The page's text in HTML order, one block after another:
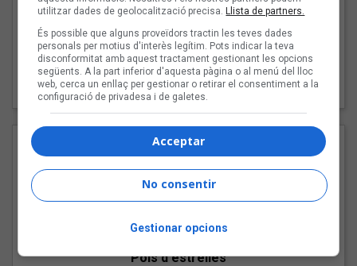
"Les cabres"
94 Rules amb Compte
"Pols d'estrelles"
utilitzar dades de geolocalització precisa. Llista de partners.
És possible que alguns proveïdors tractin les teves dades
personals per motius d'interès legítim. Pots indicar la teva
disconformitat amb aquest tractament gestionant les opcions
següents. A la part inferior d'aquesta pàgina o al menú del lloc
web, cerca un enllaç per gestionar o retirar el consentiment a la
configuració de privadesa i de galetes.
Acceptar
No consentir
Gestionar opcions